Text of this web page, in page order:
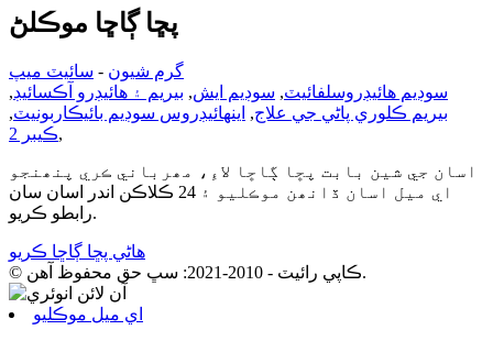
پڇا ڳاڇا موڪلڻ
گرم شيون - سائيٽ ميپ
سوڊيم هائيڊروسلفائيٽ, سوڊيم ايش, بيريم ۽ هائيڊرو آڪسائيڊ,
بيريم ڪلوري پاڻي جي علاج, اينهائيڊروس سوڊيم بائيڪاربونيٽ,
ڪيبر 2,
اسان جي شين بابت پڇا ڳاڇا لاءِ، مھرباني ڪري پنھنجو
اي ميل اسان ڏانھن موڪليو ۽ 24 ڪلاڪن اندر اسان سان
رابطو ڪريو.
هاڻي پڇا ڳاڇا ڪريو
© ڪاپي رائيٽ - 2010-2021: سڀ حق محفوظ آهن.
اي ميل موڪليو